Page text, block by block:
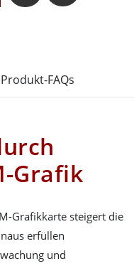
Produkt-FAQs
Grafik
Grafikkarte steigert die
erfüllen
und